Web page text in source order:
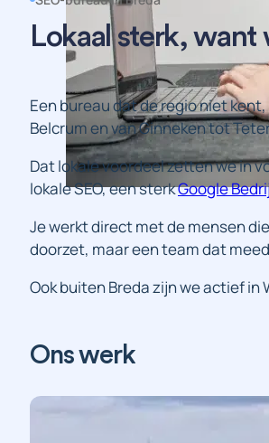
Lokaal sterk, want
Een bureau dat de regio niet
Belcrum en van Ginneken tot
Dat lokale voordeel zetten we in
lokale SEO, een sterkGoogle
Je werkt direct met de mensen
doorzet, maar een team dat
Ook buiten Breda zijn we actief
Ons werk